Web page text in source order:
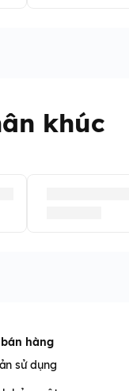
khúc
hàng
sử dụng